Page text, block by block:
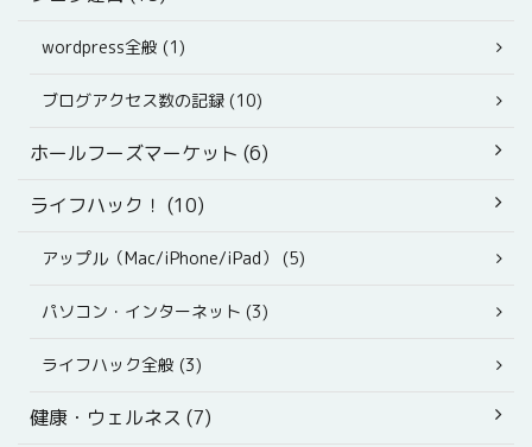
wordpress全般 (1)
ブログアクセス数の記録 (10)
ホールフーズマーケット (6)
ライフハック！ (10)
アップル（Mac/iPhone/iPad） (5)
パソコン・インターネット (3)
ライフハック全般 (3)
健康・ウェルネス (7)